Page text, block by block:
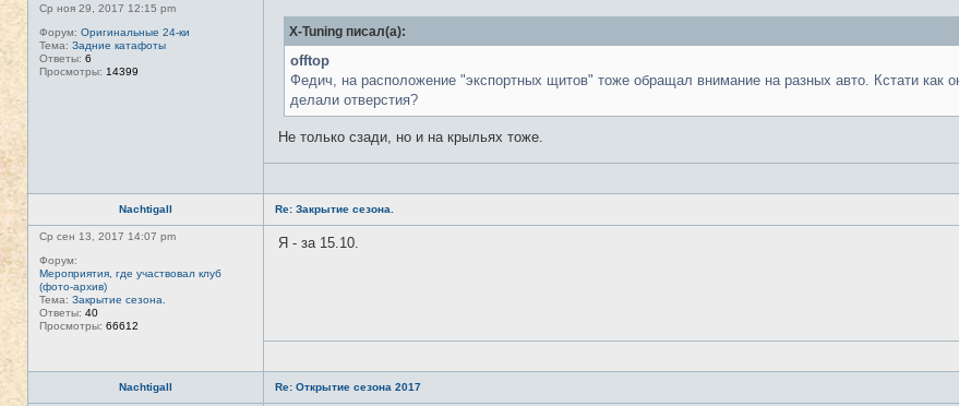
Ср ноя 29, 2017 12:15 pm
Форум: Оригинальные 24-ки
Тема: Задние катафоты
Ответы: 6
Просмотры: 14399
X-Tuning писал(а):
offtop
Федич, на расположение "экспортных щитов" тоже обращал внимание на разных авто. Кстати как
делали отверстия?
Не только сзади, но и на крыльях тоже.
Nachtigall
Ср сен 13, 2017 14:07 pm
Форум:
Мероприятия, где участвовал клуб
(фото-архив)
Тема: Закрытие сезона.
Ответы: 40
Просмотры: 66612
Re: Закрытие сезона.
Я - за 15.10.
Nachtigall Re: Открытие сезона 2017